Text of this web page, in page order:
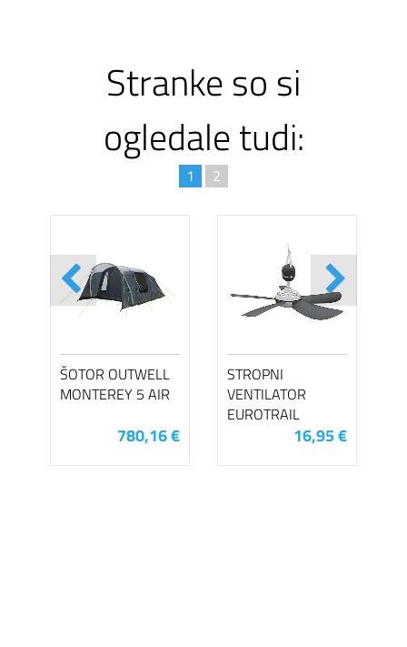
Stranke so si
ogledale tudi:
1 2
ŠOTOR OUTWELL
MONTEREY 5 AIR
780,16 €
STROPNI
VENTILATOR
EUROTRAIL
16,95 €